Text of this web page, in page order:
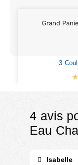
Grand
3
4 avis
Eau
Isabelle